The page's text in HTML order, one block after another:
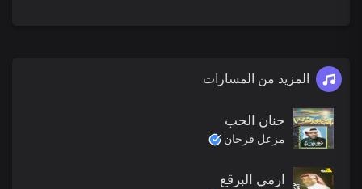
المزيد من المسارات
حنان الحب
مزعل فرحان
ارمي البرقع